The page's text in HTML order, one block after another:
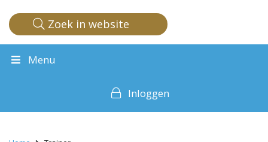
Zoek in website
Menu
Inloggen